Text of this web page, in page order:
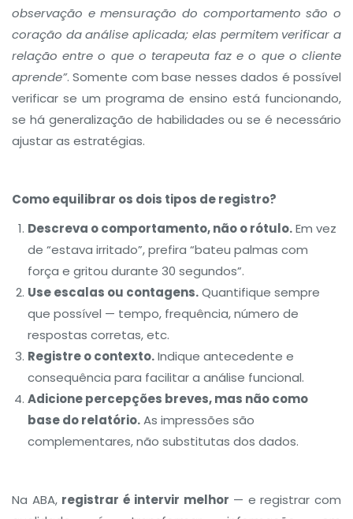
observação e mensuração do comportamento são o
coração da análise aplicada; elas permitem verificar a
relação entre o que o terapeuta faz e o que o cliente
aprende”. Somente com base nesses dados é possível
verificar se um programa de ensino está funcionando,
se há generalização de habilidades ou se é necessário
ajustar as estratégias.
Como equilibrar os dois tipos de registro?
Descreva o comportamento, não o rótulo.Em vez
de “estava irritado”, prefira “bateu palmas com
força e gritou durante 30 segundos”.
Use escalas ou contagens.Quantifique sempre
que possível — tempo, frequência, número de
respostas corretas, etc.
Registre o contexto.Indique antecedente e
consequência para facilitar a análise funcional.
Adicione percepções breves, mas não como
base do relatório.As impressões são
complementares, não substitutas dos dados.
Na ABA, registrar é intervir melhor — e registrar com